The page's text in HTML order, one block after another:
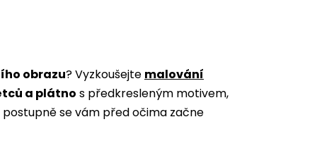
obrazu? Vyzkoušejte malování
a plátno s předkresleným motivem,
se vám před očima začne